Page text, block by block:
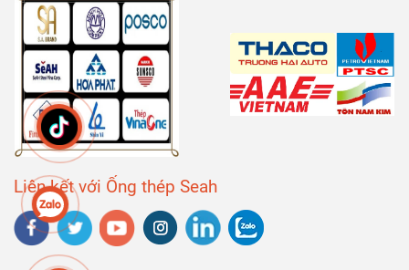
Liên kết với Ống thép Seah